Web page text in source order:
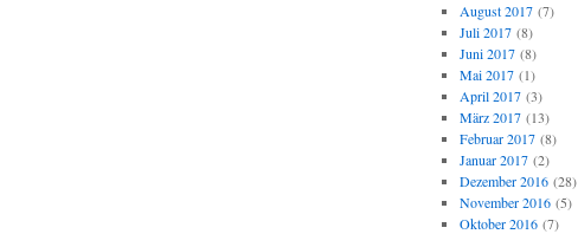
August 2017(7)
Juli 2017(8)
Juni 2017(8)
Mai 2017(1)
April 2017(3)
März 2017(13)
Februar 2017(8)
Januar 2017(2)
Dezember 2016(28)
November 2016(5)
Oktober 2016(7)